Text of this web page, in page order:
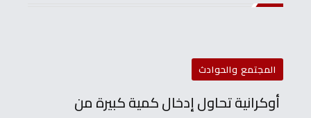
المجتمع والحوادث
أوكرانية تحاول إدخال كمية كبيرة من